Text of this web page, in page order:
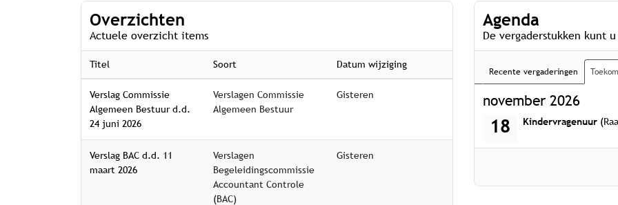
Overzichten
Actuele overzicht items
Titel Soort Datum wijziging
Verslag Commissie
Algemeen Bestuur d.d.
24 juni 2026
Verslagen Commissie
Algemeen Bestuur
Gisteren
Verslag BAC d.d. 11
maart 2026
Verslagen
Begeleidingscommissie
Accountant Controle
(BAC)
Gisteren
Agenda
De vergaderstukken kunt
Recente vergaderingen
november 2026
18 Kindervragenuur
woensdag 18